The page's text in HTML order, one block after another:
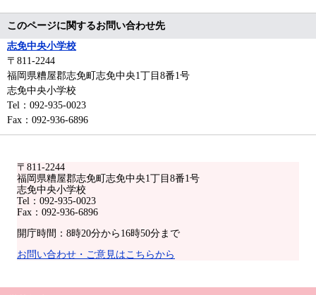
〒811-2244
福岡県糟屋郡志免町志免中央1丁目8番1号
志免中央小学校
Tel：092-935-0023
Fax：092-936-6896
開庁時間：8時20分から16時50分まで
お問い合わせ・ご意見はこちらから
このページに関するお問い合わせ先
志免中央小学校
〒811-2244
福岡県糟屋郡志免町志免中央1丁目8番1号
志免中央小学校
Tel：092-935-0023
Fax：092-936-6896